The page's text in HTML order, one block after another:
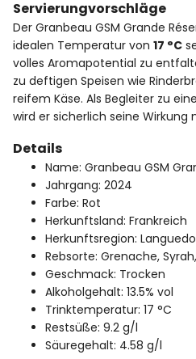
Servierungvorschläge
Der Granbeau GSM Grande
idealen Temperatur von 17 °C
volles Aromapotential zu
zu deftigen Speisen wie
reifem Käse. Als Begleiter zu
wird er sicherlich seine Wirkung
Details
Name: Granbeau GSM
Jahrgang: 2024
Farbe: Rot
Herkunftsland: Frankreich
Herkunftsregion:
Rebsorte: Grenache,
Geschmack: Trocken
Alkoholgehalt: 13.5% vol
Trinktemperatur: 17 °C
Restsüße: 9.2 g/l
Säuregehalt: 4.58 g/l